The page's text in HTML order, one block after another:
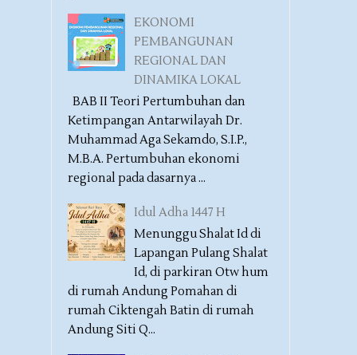
EKONOMI
PEMBANGUNAN
REGIONAL DAN
DINAMIKA LOKAL
BAB II Teori Pertumbuhan dan
Ketimpangan Antarwilayah Dr.
Muhammad Aga Sekamdo, S.I.P.,
M.B.A. Pertumbuhan ekonomi
regional pada dasarnya ...
Idul Adha 1447 H
Menunggu Shalat Id di
Lapangan Pulang Shalat
Id, di parkiran Otw hum
di rumah Andung Pomahan di
rumah Ciktengah Batin di rumah
Andung Siti Q...